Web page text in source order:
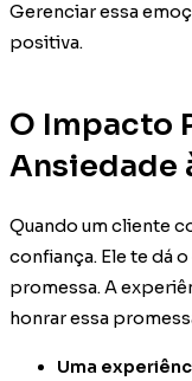
Gerenciar essa
positiva.
O Impacto
Ansiedade
Quando um cliente
confiança. Ele te dá
promessa. A
honrar essa
Uma